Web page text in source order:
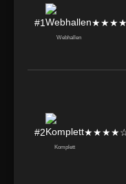
#1
Webhallen
#2
Komplett